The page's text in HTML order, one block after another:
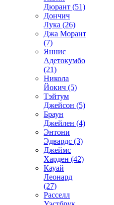
Дюрант (51)
Дончич
Лука (26)
Джа Морант
(7)
Яннис
Адетокумбо
(21)
Никола
Йокич (5)
Тэйтум
Джейсон (5)
Браун
Джейлен (4)
Энтони
Эдвардс (3)
Джеймс
Харден (42)
Кауай
Леонард
(27)
Расселл